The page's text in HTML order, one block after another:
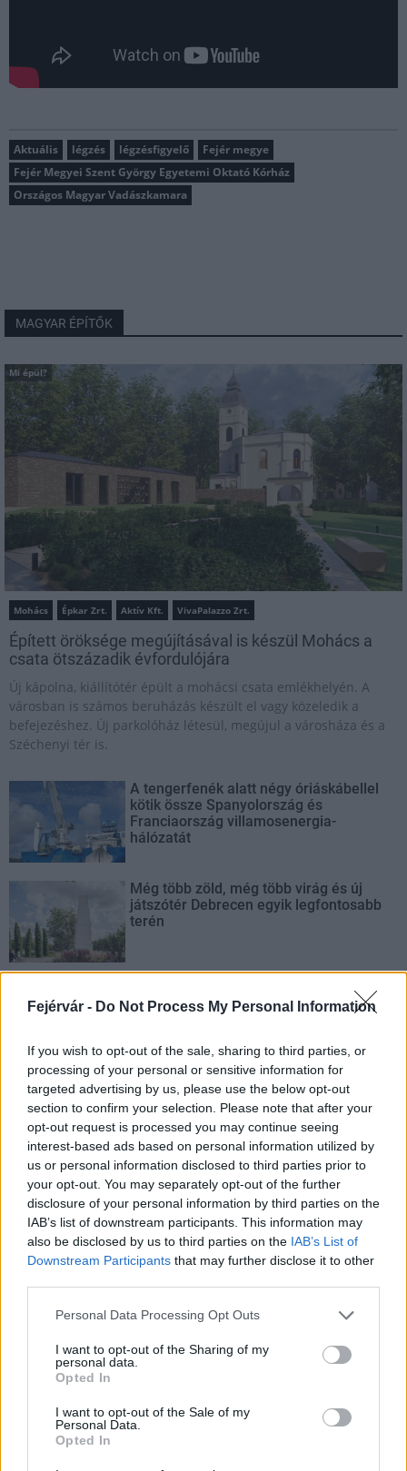
Fejérvár - Do Not Process My Personal Information
If you wish to opt-out of the sale, sharing to third parties, or
processing of your personal or sensitive information for
targeted advertising by us, please use the below opt-out
section to confirm your selection. Please note that after your
opt-out request is processed you may continue seeing
interest-based ads based on personal information utilized by
us or personal information disclosed to third parties prior to
your opt-out. You may separately opt-out of the further
disclosure of your personal information by third parties on the
IAB’s list of downstream participants. This information may
also be disclosed by us to third parties on the IAB’s List of
Downstream Participants that may further disclose it to other
Please note that this website/app uses one or more Google
not limited to your visit or usage behaviour. You may click to
grant or deny consent to Google and its third-party tags to
use your data for below specified purposes in below Google
consent section.
Personal Data Processing Opt Outs
I want to opt-out of the Sharing of my
personal data.
Opted In
I want to opt-out of the Sale of my
Personal Data.
Opted In
Aktuális légzés légzésfigyelő
Fejér megye
Fejér Megyei Szent György Egyetemi Oktató Kórház
Országos Magyar Vadászkamara
MAGYAR ÉPÍTŐK
Mi épül?
Mohács Épkar Zrt. Aktív Kft. VivaPalazzo Zrt.
Épített öröksége megújításával is készül Mohács a
csata ötszázadik évfordulójára
Új kápolna, kiállítótér épült a mohácsi csata emlékhelyén. A
városban is számos beruházás készült el vagy közeledik a
befejezéshez. Új parkolóház létesül, megújul a városháza és a
Széchenyi tér is.
A tengerfenék alatt négy óriáskábellel
kötik össze Spanyolország és
Franciaország villamosenergia-
hálózatát
Még több zöld, még több virág és új
játszótér Debrecen egyik legfontosabb
terén
Gyárleállításokkal és átszervezett
termeléssel tehermentesíti a
villamosenergia-rendszert a STRABAG
AJÁNLJUK MÉG
Nagy igazolás - Sokszoros bajnok érkezik a
Fehérvárhoz